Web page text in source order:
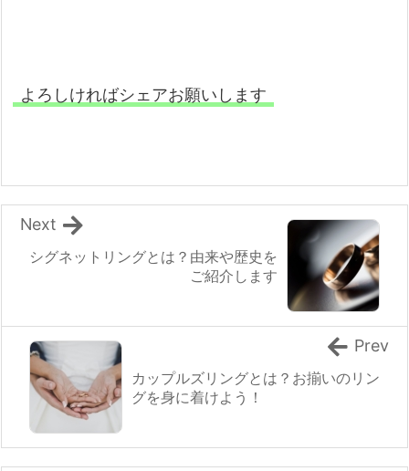
よろしければシェアお願いします
シグネットリングとは？由来や歴史を
ご紹介します
Next
カップルズリングとは？お揃いのリン
グを身に着けよう！
Prev